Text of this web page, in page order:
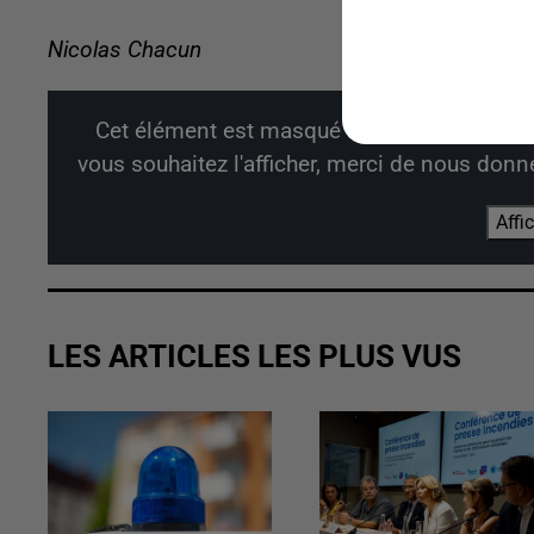
Nicolas Chacun
Cet élément est masqué compte-tenu du
vous souhaitez l'afficher, merci de nous
LES ARTICLES LES PLUS VUS